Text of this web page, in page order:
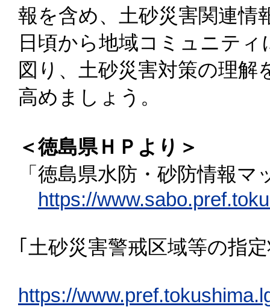
報を含め、土砂災害関連情
日頃から地域コミュニテ
図り、土砂災害対策の理
高めましょう。
＜徳島県ＨＰより＞
「徳島県水防・砂防情報マ
https://
｢土砂災害警戒区域等の指
https://